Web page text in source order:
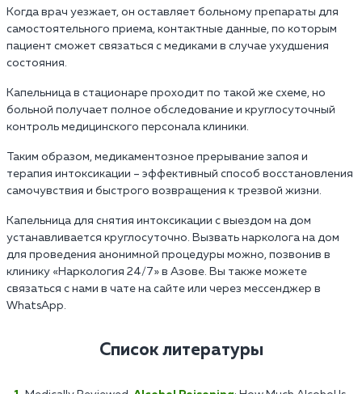
Когда врач уезжает, он оставляет больному препараты для
самостоятельного приема, контактные данные, по которым
пациент сможет связаться с медиками в случае ухудшения
состояния.
Капельница в стационаре проходит по такой же схеме, но
больной получает полное обследование и круглосуточный
контроль медицинского персонала клиники.
Таким образом, медикаментозное прерывание запоя и
терапия интоксикации – эффективный способ восстановления
самочувствия и быстрого возвращения к трезвой жизни.
Капельница для снятия интоксикации с выездом на дом
устанавливается круглосуточно. Вызвать нарколога на дом
для проведения анонимной процедуры можно, позвонив в
клинику «Наркология 24/7» в Азове. Вы также можете
связаться с нами в чате на сайте или через мессенджер в
WhatsApp.
Список литературы